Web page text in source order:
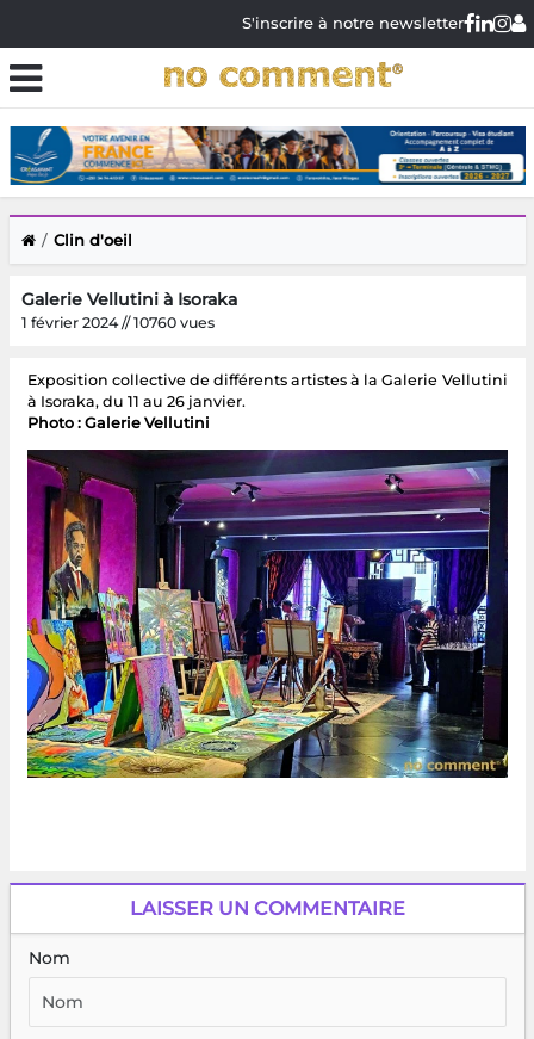
S'inscrire à notre newsletter
Clin d'oeil
Galerie Vellutini à Isoraka
1 février 2024 // 10760 vues
Exposition collective de différents artistes à la Galerie Vellutini
à Isoraka, du 11 au 26 janvier.
Photo : Galerie Vellutini
LAISSER UN COMMENTAIRE
Nom